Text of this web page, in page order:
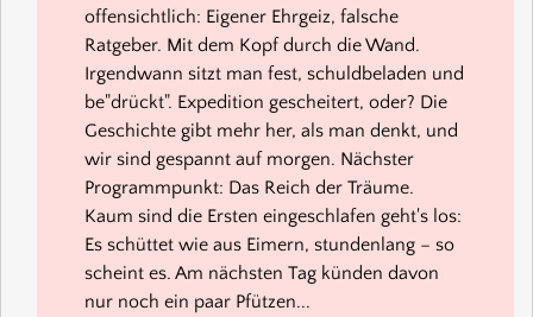
offensichtlich: Eigener Ehrgeiz, falsche
Ratgeber. Mit dem Kopf durch die Wand.
Irgendwann sitzt man fest, schuldbeladen und
be"drückt". Expedition gescheitert, oder? Die
Geschichte gibt mehr her, als man denkt, und
wir sind gespannt auf morgen. Nächster
Programmpunkt: Das Reich der Träume.
Kaum sind die Ersten eingeschlafen geht's los:
Es schüttet wie aus Eimern, stundenlang – so
scheint es. Am nächsten Tag künden davon
nur noch ein paar Pfützen...